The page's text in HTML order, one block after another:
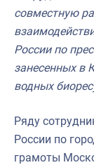
Большая
совместную
России по
занесенных в
водных
Ряду
России по
грамоты